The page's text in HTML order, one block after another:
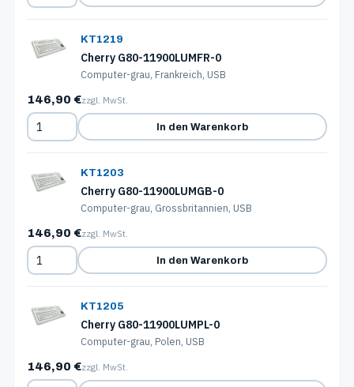
KT1219
Cherry G80-11900LUMFR-0
Computer-grau, Frankreich, USB
146,90 €zzgl. MwSt.
In den Warenkorb
KT1203
Cherry G80-11900LUMGB-0
Computer-grau, Grossbritannien, USB
146,90 €zzgl. MwSt.
In den Warenkorb
KT1205
Cherry G80-11900LUMPL-0
Computer-grau, Polen, USB
146,90 €zzgl. MwSt.